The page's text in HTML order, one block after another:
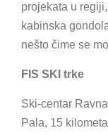
projekata u
kabinska
nešto čime se
FIS SKI trke
Ski-centar
Pala, 15